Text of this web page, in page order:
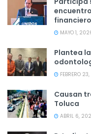
MAYO 1,
Plantea
FEBRERO
Causan
Toluca
ABRIL 6,